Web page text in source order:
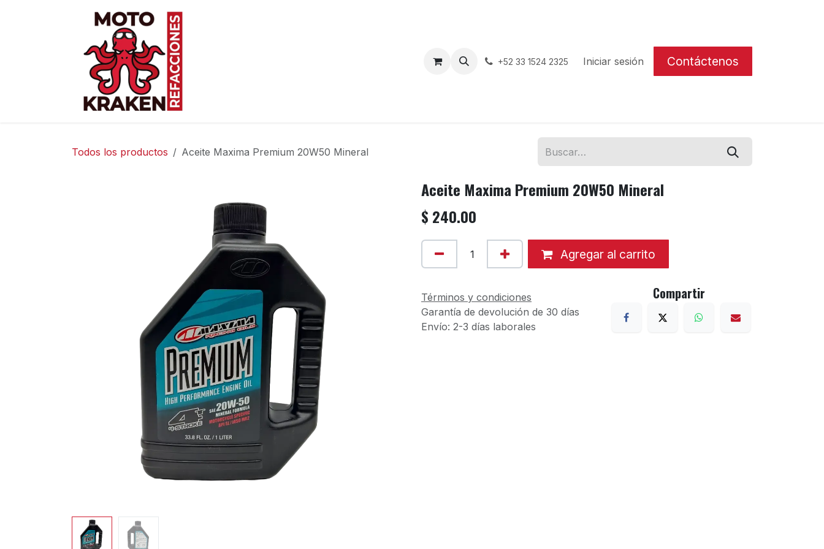
Contáctenos+52 33 1524 2325 Iniciar sesión Contáctenos
Todos los productos Aceite Maxima Premium 20W50 Mineral
Aceite Maxima Premium 20W50 Mineral
$ 240.00
Agregar al carrito
Términos y condiciones
Garantía de devolución de 30 días
Envío: 2-3 días laborales
Compartir